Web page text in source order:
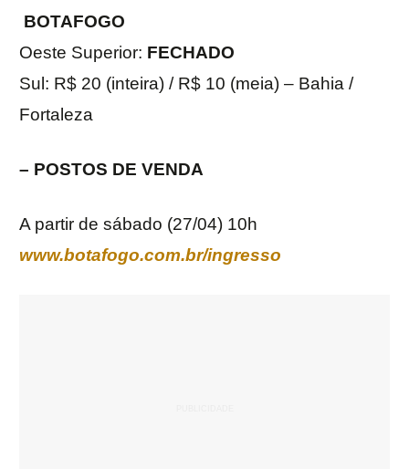
BOTAFOGO
Oeste Superior: FECHADO
Sul: R$ 20 (inteira) / R$ 10 (meia) – Bahia /
Fortaleza
– POSTOS DE VENDA
A partir de sábado (27/04) 10h
www.botafogo.com.br/ingresso